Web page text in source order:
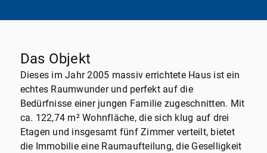
Das Objekt
Dieses im Jahr 2005 massiv errichtete Haus ist ein
echtes Raumwunder und perfekt auf die
Bedürfnisse einer jungen Familie zugeschnitten. Mit
ca. 122,74 m² Wohnfläche, die sich klug auf drei
Etagen und insgesamt fünf Zimmer verteilt, bietet
die Immobilie eine Raumaufteilung, die Geselligkeit